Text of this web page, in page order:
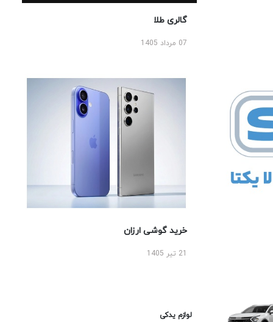
گالری طلا
07 مرداد 1405
خرید گوشی ارزان
لوازم یدکی